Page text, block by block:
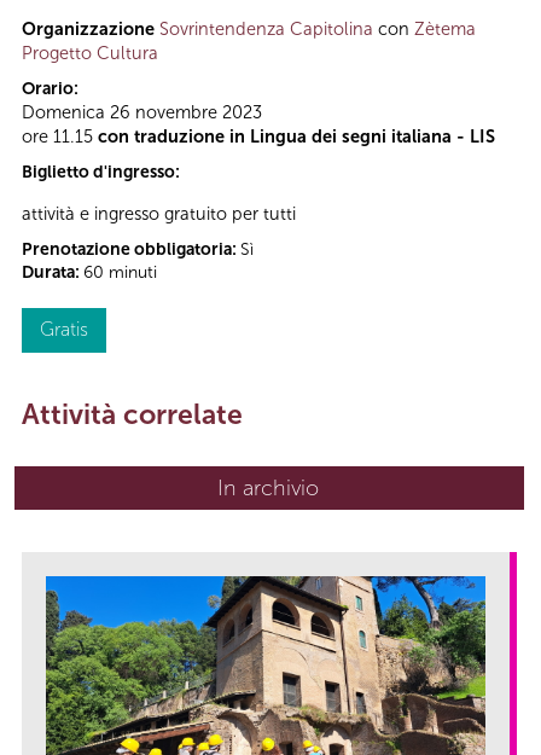
Organizzazione Sovrintendenza Capitolina con Zètema
Progetto Cultura
Orario:
Domenica 26 novembre 2023
ore 11.15 con traduzione in Lingua dei segni italiana - LIS
Biglietto d'ingresso:
attività e ingresso gratuito per tutti
Prenotazione obbligatoria: Sì
Durata: 60 minuti
Gratis
Attività correlate
In archivio